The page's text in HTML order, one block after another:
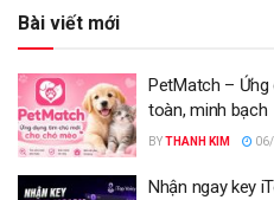
Bài viết mới
PetMatch –
toàn, minh bạch
BYTHANH KIM
Nhận ngay key